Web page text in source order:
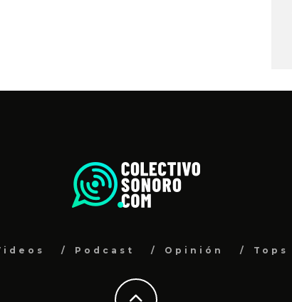
Podcast Opinión Tops